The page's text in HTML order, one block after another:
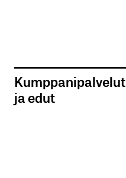
Kumppanipalvelut
ja edut